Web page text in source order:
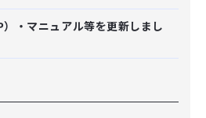
・マニュアル等を更新しまし